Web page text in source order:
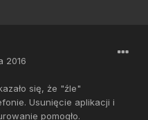
2016
się, że "źle"
Usunięcie aplikacji i
pomogło.